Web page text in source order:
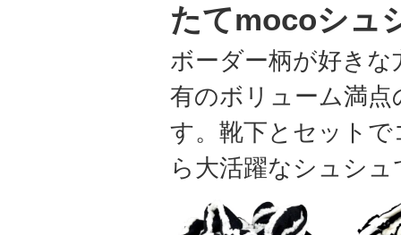
たてmocoシュ
ボーダー柄が好き
有のボリューム満
す。靴下とセット
ら大活躍なシュシュ